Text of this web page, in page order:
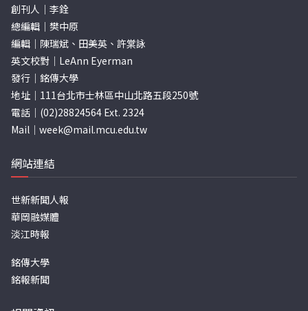
創刊人｜李銓
總編輯｜樊中原
編輯｜陳瑞斌、田美英、許棠詠
英文校對｜LeAnn Eyerman
發行｜銘傳大學
地址｜111台北市士林區中山北路五段250號
電話｜(02)28824564 Ext. 2324
Mail｜ week@mail.mcu.edu.tw
網站連結
世新新聞人報
華岡融媒體
淡江時報
銘傳大學
銘報新聞